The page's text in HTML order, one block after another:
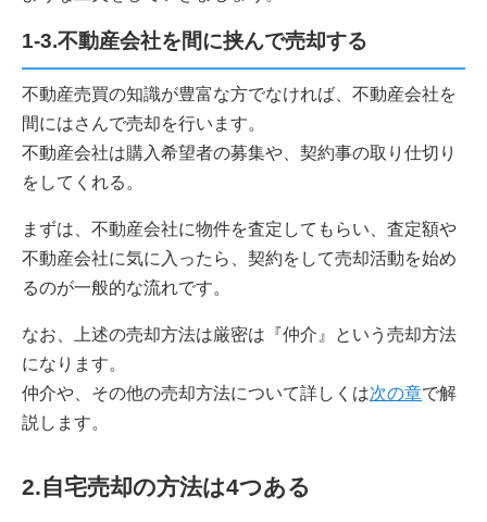
1-3.不動産会社を間に挟んで売却する
不動産売買の知識が豊富な方でなければ、不動産会社を
間にはさんで売却を行います。
不動産会社は購入希望者の募集や、契約事の取り仕切り
をしてくれる。
まずは、不動産会社に物件を査定してもらい、査定額や
不動産会社に気に入ったら、契約をして売却活動を始め
るのが一般的な流れです。
なお、上述の売却方法は厳密は『仲介』という売却方法
になります。
仲介や、その他の売却方法について詳しくは次の章で解
説します。
2.自宅売却の方法は4つある